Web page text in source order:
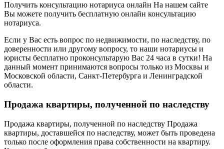
Получить консультацию нотариуса онлайн На нашем сайте
Вы можете получить бесплатную онлайн консультацию
нотариуса.
Если у Вас есть вопрос по недвижимости, по наследству, по
доверенности или другому вопросу, то наши нотариусы и
юристы бесплатно проконсультарую Вас 24 часа в сутки! На
данный момент принимаются вопросы только из Москвы и
Московской области, Санкт-Петербурга и Ленинградской
области.
Продажа квартиры, полученной по наследству
Продажа квартиры, полученной по наследству Продажа
квартиры, доставшейся по наследству, может быть проведена
только после оформления права собственности на квартиру.